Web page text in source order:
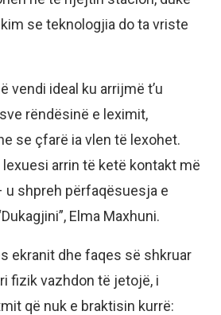
se teknologjia do ta vriste
vendi ideal ku arrijmë t’u
rëndësinë e leximit,
se çfarë ia vlen të lexohet.
arrin të ketë kontakt më
u shpreh përfaqësuesja e
Elma Maxhuni.
ekranit dhe faqes së shkruar
fizik vazhdon të jetojë, i
që nuk e braktisin kurrë: